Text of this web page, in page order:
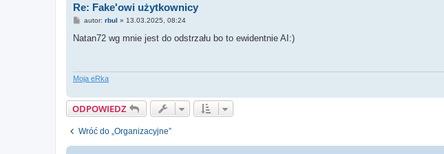
Re: Fake'owi użytkownicy
P
s
autor: rbul » 13.03.2025, 08:24
Natan72 wg mnie jest do odstrzału bo to ewidentnie AI:)
Moja eRka
ODPOWIEDZ
Wróć do „Organizacyjne”